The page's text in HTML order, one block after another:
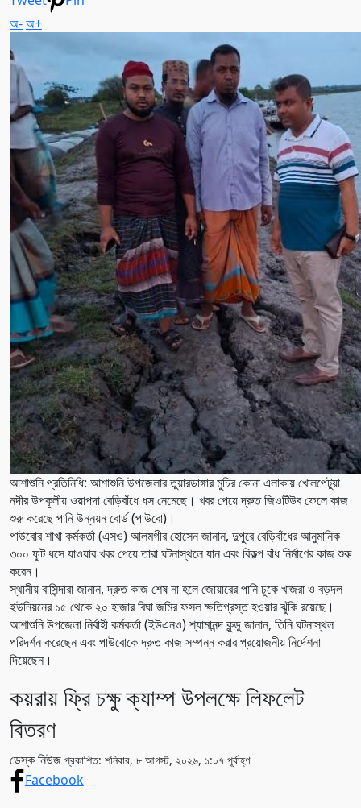
অ-অ+
আশাশুনি প্রতিনিধি: আশাশুনি উপজেলার তুয়ারডাঙ্গার মুচির কোনা এলাকায় খোলপেটুয়া
নদীর উপকূলীয় ওয়াপদা বেড়িবাঁধে ধস নেমেছে। খবর পেয়ে দ্রুত জিওটিউব ফেলে কাজ
শুরু করেছে পানি উন্নয়ন বোর্ড (পাউবো)।
পাউবোর শাখা কর্মকর্তা (এসও) আলমগীর হোসেন জানান, দুপুরে বেড়িবাঁধের আনুমানিক
৩০০ ফুট ধসে যাওয়ার খবর পেয়ে তারা ঘটনাস্থলে যান এবং বিকল্প বাঁধ নির্মাণের কাজ শুরু
করেন।
স্থানীয় বাসিন্দারা জানান, দ্রুত কাজ শেষ না হলে জোয়ারের পানি ঢুকে খাজরা ও বড়দল
ইউনিয়নের ১৫ থেকে ২০ হাজার বিঘা জমির ফসল ক্ষতিগ্রস্ত হওয়ার ঝুঁকি রয়েছে।
আশাশুনি উপজেলা নির্বাহী কর্মকর্তা (ইউএনও) শ্যামানন্দ কুন্ডু জানান, তিনি ঘটনাস্থল
পরিদর্শন করেছেন এবং পাউবোকে দ্রুত কাজ সম্পন্ন করার প্রয়োজনীয় নির্দেশনা
দিয়েছেন।
কয়রায় ফ্রি চক্ষু ক্যাম্প উপলক্ষে লিফলেট
বিতরণ
ডেস্ক নিউজ প্রকাশিত: শনিবার, ৮ আগস্ট, ২০২৬, ১:০৭ পূর্বাহ্ণ
Facebook